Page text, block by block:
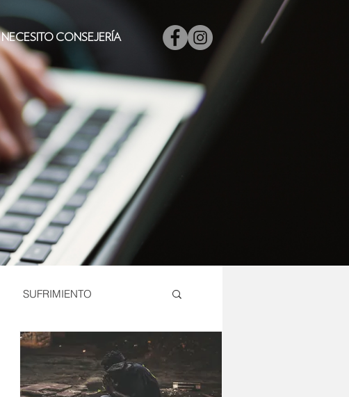
NECESITO CONSEJERÍA
SUFRIMIENTO
COMPAÑERISMO